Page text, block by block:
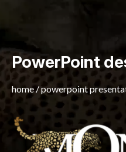
PowerPoint
home /powerpoint